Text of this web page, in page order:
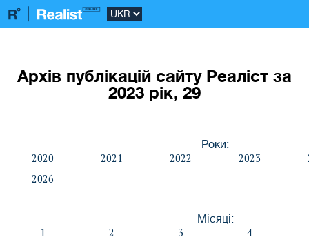
Архів публікацій сайту Реаліст за
2023 рік, 29
Роки:
2020 2021 2022 2023
2026
Місяці:
1 2 3
4